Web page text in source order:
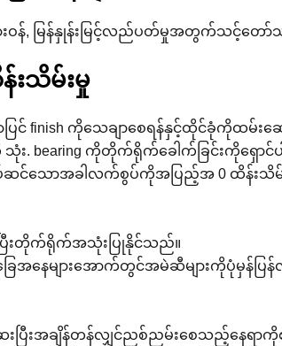
ဝန်, မြန်နှုန်းမြင့်လည်ပတ်မှုအတွက်သင့်တေ
းသိမ်းမှု
င် finish ကိုသေချာစေရန်နှင့်ထိုင်ခုံကိုထမ်းဆ
. bearing ကိုတိုက်ရိုက်ခေါက်ခြင်းကိုရှောင်ပ
ာအခါလက်စွပ်ကိုအပြည့်အ 0 ထိန်းသိမ်းထာ
းတိုက်ရိုက်အသုံးပြုနိုင်သည်။
အခြေအနေများအောက်တွင်အမဲဆီများကိုပုံမှ
ြီးအချိန်တန်လျှင်ညစ်ညမ်းစေသည့်နေရာကိုစ